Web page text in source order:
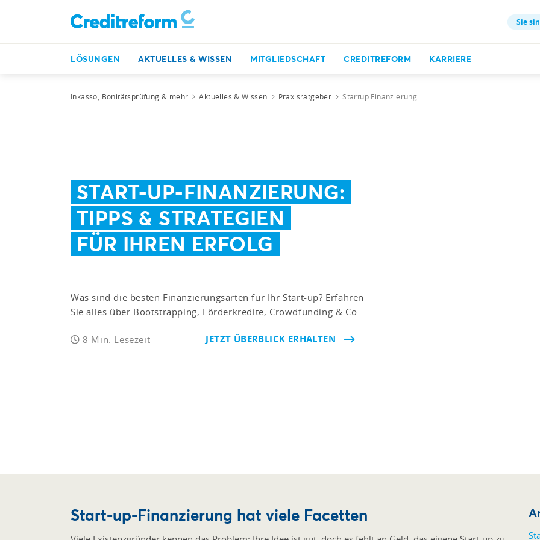
Sie
LÖSUNGEN AKTUELLES & WISSEN MITGLIEDSCHAFT CREDITREFORM KARRIERE
Inkasso, Bonitätsprüfung & mehr Aktuelles & Wissen Praxisratgeber Startup Finanzierung
START-UP-FINANZIERUNG:
TIPPS & STRATEGIEN
FÜR IHREN ERFOLG
Was sind die besten Finanzierungsarten für Ihr Start-up? Erfahren
Sie alles über Bootstrapping, Förderkredite, Crowdfunding & Co.
8 Min. Lesezeit JETZT ÜBERBLICK ERHALTEN
Start-up-Finanzierung hat viele Facetten